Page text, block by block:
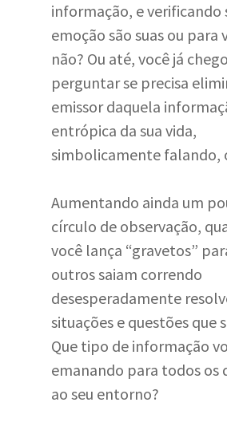
informação, e verificando
emoção são suas ou para
não? Ou até, você já
perguntar se precisa
emissor daquela
entrópica da sua vida,
simbolicamente falando,
Aumentando ainda um
círculo de observação,
você lança “gravetos”
outros saiam correndo
desesperadamente
situações e questões que
Que tipo de informação
emanando para todos os
ao seu entorno?